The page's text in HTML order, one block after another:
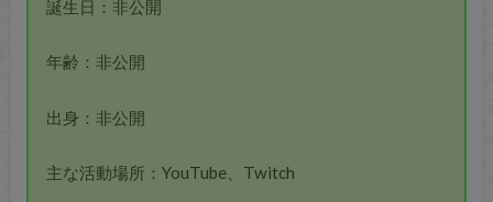
誕生日：非公開
年齢：非公開
出身：非公開
主な活動場所：YouTube、Twitch